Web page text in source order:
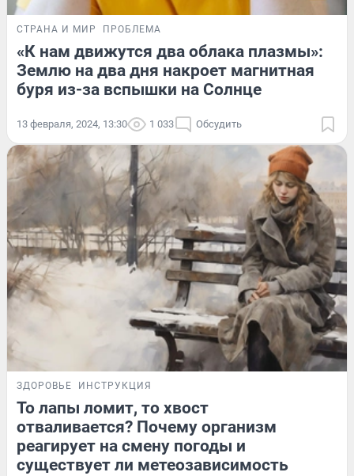
СТРАНА И МИР ПРОБЛЕМА
«К нам движутся два облака плазмы»:
Землю на два дня накроет магнитная
буря из-за вспышки на Солнце
13 февраля, 2024, 13:30 1 033 Обсудить
ЗДОРОВЬЕ ИНСТРУКЦИЯ
То лапы ломит, то хвост
отваливается? Почему организм
реагирует на смену погоды и
существует ли метеозависимость